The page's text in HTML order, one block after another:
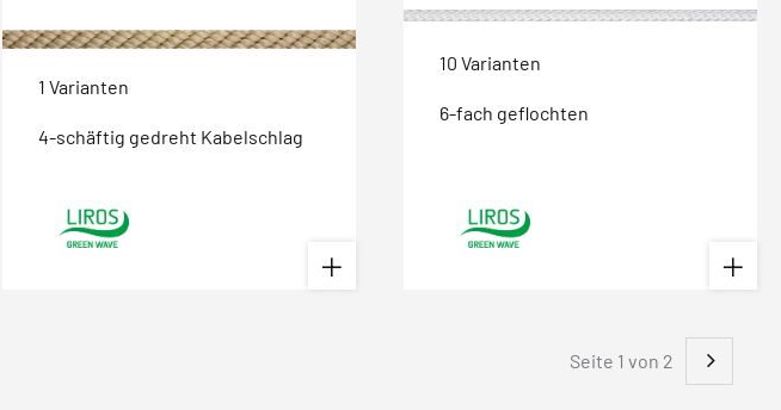
1 Varianten
4-schäftig gedreht Kabelschlag
10 Varianten
6-fach geflochten
Seite 1 von 2